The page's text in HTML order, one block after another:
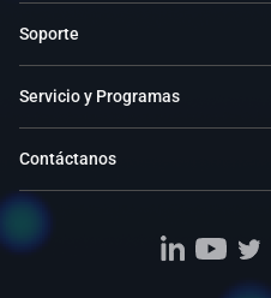
Soporte
Servicio y Programas
Contáctanos